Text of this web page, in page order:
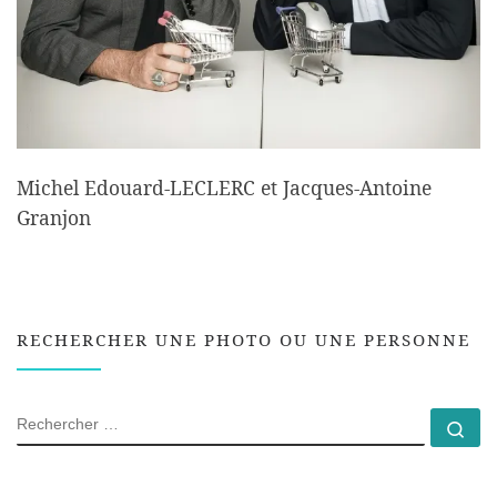
Michel Edouard-LECLERC et Jacques-Antoine
Granjon
RECHERCHER UNE PHOTO OU UNE PERSONNE
RECHERCHER